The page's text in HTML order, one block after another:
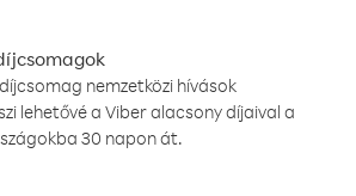
nemzetközi hívások
lehetővé a Viber alacsony díjaival a
30 napon át.